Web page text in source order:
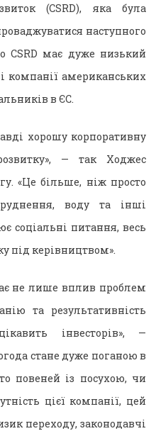
(CSRD), яка була
наступного
CSRD має дуже низький
компанії американських
в ЄС.
хорошу корпоративну
— так Ходжес
«Це більше, ніж просто
воду та інші
соціальні питання, весь
під керівництвом».
не лише вплив проблем
та результативність
інвесторів», —
стане дуже поганою в
повеней із посухою, чи
цієї компанії, цей
переходу, законодавчі